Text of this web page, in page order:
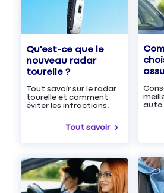
Qu'est-ce que le
nouveau radar
tourelle ?
Tout savoir sur le radar
tourelle et comment
éviter les infractions.
Tout savoir
auto